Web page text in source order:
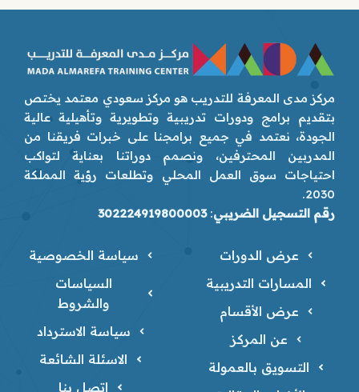
مركز مدى المعرفة للتدريب هو مركز سعودي معتمد يختص
بتقديم برامج ودورات تدريبية وتطويرية وتأهيلية عالية
الجودة، نعتمد في جميع برامجنا على خبرات فريقنا من
المدربين المحترفين، ونصمم دوراتنا بعناية لتواكب
احتياجات سوق العمل المحلي وتطلعات رؤية المملكة
2030.
رقم التسجيل الضريبي:
302224919800003
عرض الدورات
المسارات التدريبية
عرض الأقسام
عن المركز
التسويق بالعمولة
سياسة الخصوصية
السياسات
والشروط
سياسة الاسترداد
الاسئلة الشائعة
اتصل بنا